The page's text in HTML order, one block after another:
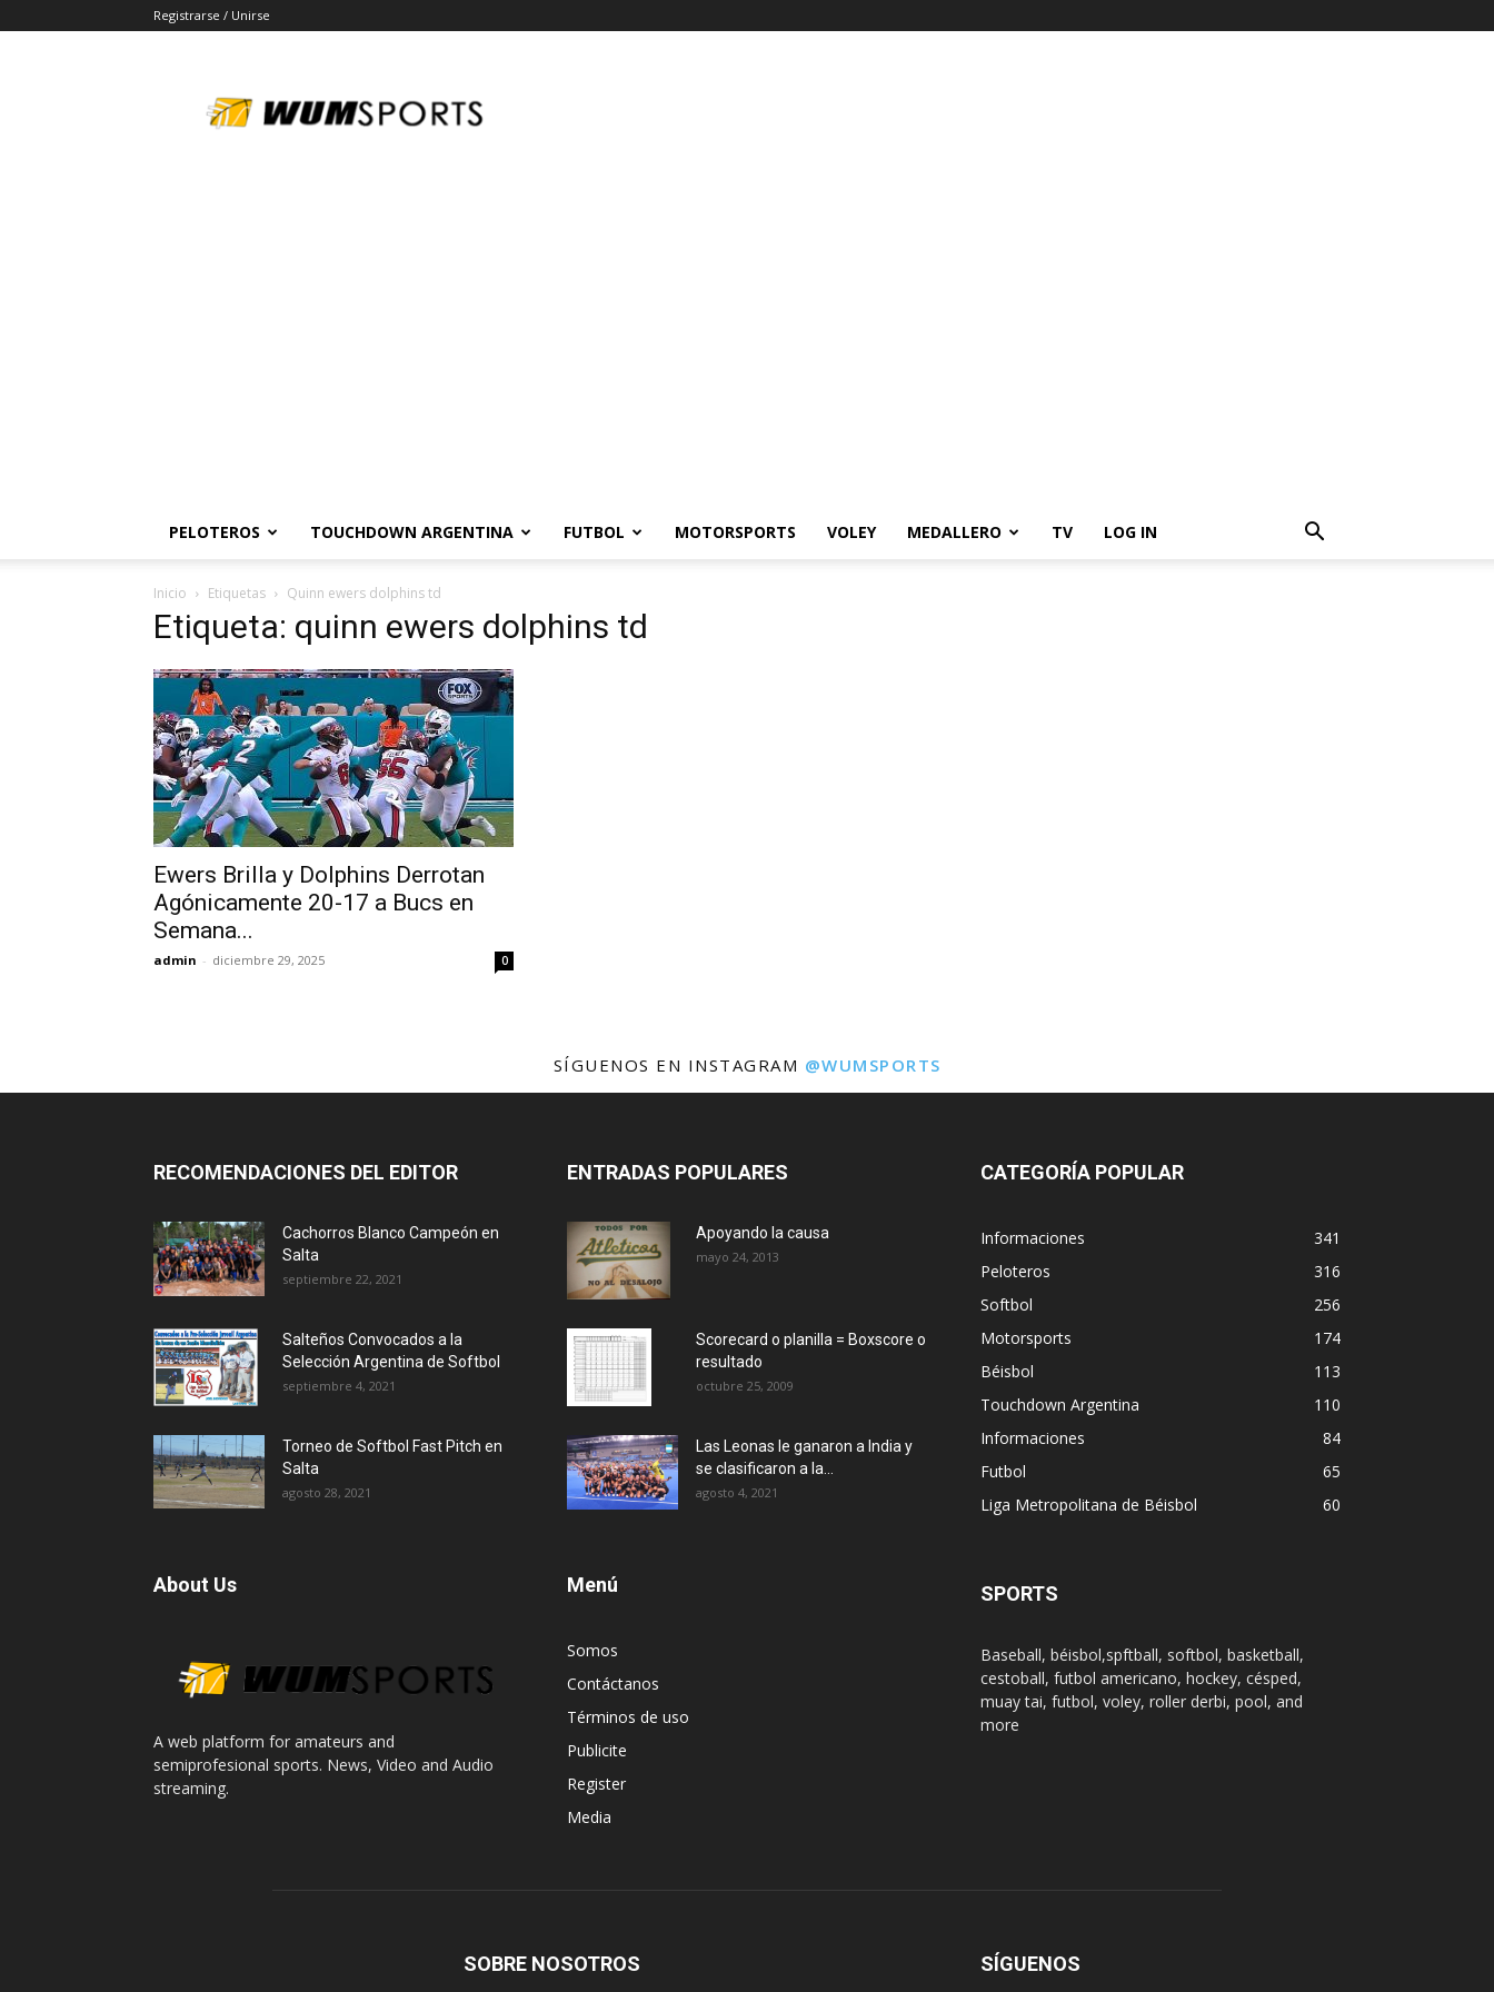
Registrarse / Unirse
PELOTEROS TOUCHDOWN ARGENTINA FUTBOL MOTORSPORTS VOLEY MEDALLERO TV LOG IN
Inicio Etiquetas Quinn ewers dolphins td
Etiqueta: quinn ewers dolphins td
Ewers Brilla y Dolphins Derrotan
Agónicamente 20-17 a Bucs en
Semana...
admin - diciembre 29, 2025 0
SÍGUENOS EN INSTAGRAM @WUMSPORTS
RECOMENDACIONES DEL EDITOR
Cachorros Blanco Campeón en
Salta
septiembre 22, 2021
Salteños Convocados a la
Selección Argentina de Softbol
septiembre 4, 2021
Torneo de Softbol Fast Pitch en
Salta
agosto 28, 2021
About Us
A web platform for amateurs and
semiprofesional sports. News, Video and Audio
streaming.
ENTRADAS POPULARES
Apoyando la causa
mayo 24, 2013
Scorecard o planilla = Boxscore o
resultado
octubre 25, 2009
Las Leonas le ganaron a India y
se clasificaron a la...
agosto 4, 2021
Menú
Somos
Contáctanos
Términos de uso
Publicite
Register
Media
CATEGORÍA POPULAR
Informaciones
341
Peloteros
316
Softbol
256
Motorsports
174
Béisbol
113
Touchdown Argentina
110
Informaciones
84
Futbol
65
Liga Metropolitana de Béisbol
60
SPORTS
Baseball, béisbol,spftball, softbol, basketball,
cestoball, futbol americano, hockey, césped,
muay tai, futbol, voley, roller derbi, pool, and
more
SOBRE NOSOTROS SÍGUENOS